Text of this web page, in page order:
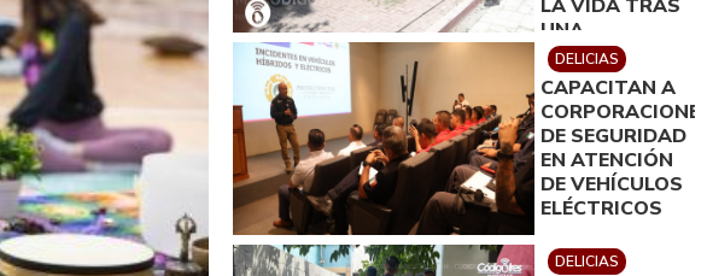
LA VIDA TRAS
UNA
PRESUNTA
INTOXICACIÓN.
DELICIAS
CAPACITAN A
DE SEGURIDAD
EN ATENCIÓN
DE VEHÍCULOS
ELÉCTRICOS
DELICIAS